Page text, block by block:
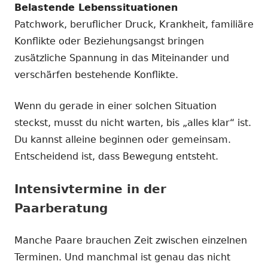
Belastende Lebenssituationen
Patchwork, beruflicher Druck, Krankheit, familiäre
Konflikte oder Beziehungsangst bringen
zusätzliche Spannung in das Miteinander und
verschärfen bestehende Konflikte.
Wenn du gerade in einer solchen Situation
steckst, musst du nicht warten, bis „alles klar“ ist.
Du kannst alleine beginnen oder gemeinsam.
Entscheidend ist, dass Bewegung entsteht.
Intensivtermine in der
Paarberatung
Manche Paare brauchen Zeit zwischen einzelnen
Terminen. Und manchmal ist genau das nicht